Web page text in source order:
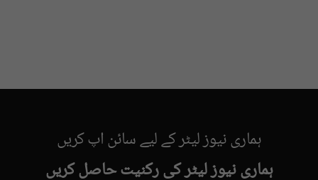
ہماری نیوز لیٹر کے لیے سائن اپ کریں
ہماری نیوز لیٹر کی رکنیت حاصل کریں